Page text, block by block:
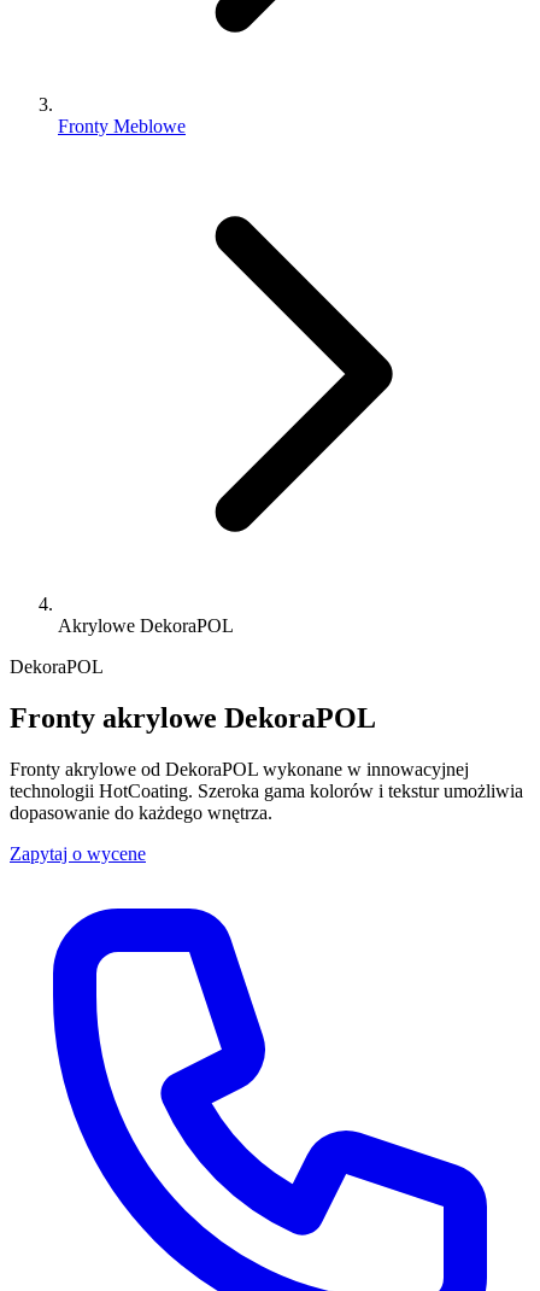
Fronty Meblowe
Akrylowe DekoraPOL
DekoraPOL
Fronty akrylowe DekoraPOL
Fronty akrylowe od DekoraPOL wykonane w innowacyjnej
technologii HotCoating. Szeroka gama kolorów i tekstur umożliwia
dopasowanie do każdego wnętrza.
Zapytaj o wycene